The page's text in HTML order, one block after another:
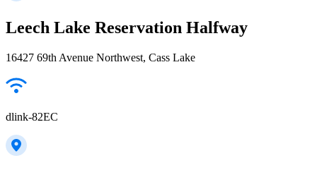
Leech Lake Reservation Halfway
16427 69th Avenue Northwest, Cass Lake
dlink-82EC